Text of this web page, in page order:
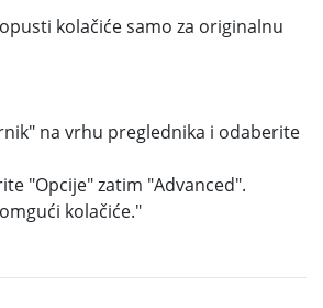
kolačiće samo za originalnu
na vrhu preglednika i odaberite
"Opcije" zatim "Advanced".
kolačiće."